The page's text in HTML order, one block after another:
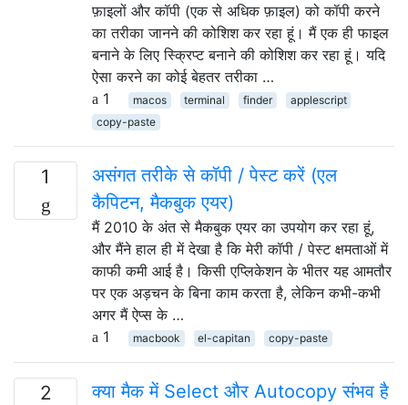
फ़ाइलों और कॉपी (एक से अधिक फ़ाइल) को कॉपी करने
का तरीका जानने की कोशिश कर रहा हूं। मैं एक ही फाइल
बनाने के लिए स्क्रिप्ट बनाने की कोशिश कर रहा हूं। यदि
ऐसा करने का कोई बेहतर तरीका …
1
macos terminal finder
applescript
copy-paste
1
असंगत तरीके से कॉपी / पेस्ट करें (एल
कैपिटन, मैकबुक एयर)
मैं 2010 के अंत से मैकबुक एयर का उपयोग कर रहा हूं,
और मैंने हाल ही में देखा है कि मेरी कॉपी / पेस्ट क्षमताओं में
काफी कमी आई है। किसी एप्लिकेशन के भीतर यह आमतौर
पर एक अड़चन के बिना काम करता है, लेकिन कभी-कभी
अगर मैं ऐप्स के …
1
macbook el-capitan copy-paste
2 क्या मैक में Select और Autocopy संभव है